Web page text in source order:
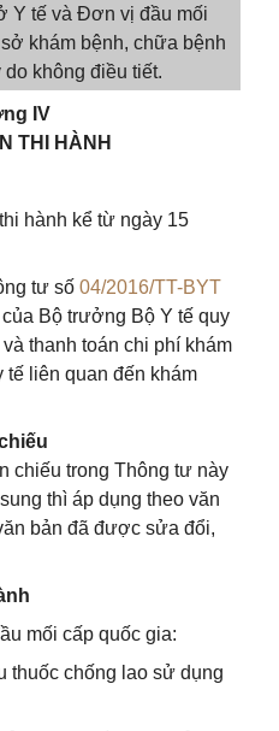
Y tế và Đơn vị đầu mối
khám bệnh, chữa bệnh
do không điều tiết.
IV
THI HÀNH
hành kể từ ngày 15
tư số 04/2016/TT-BYT
Bộ trưởng Bộ Y tế quy
thanh toán chi phí khám
tế liên quan đến khám
chiếu trong Thông tư này
thì áp dụng theo văn
bản đã được sửa đổi,
mối cấp quốc gia:
thuốc chống lao sử dụng